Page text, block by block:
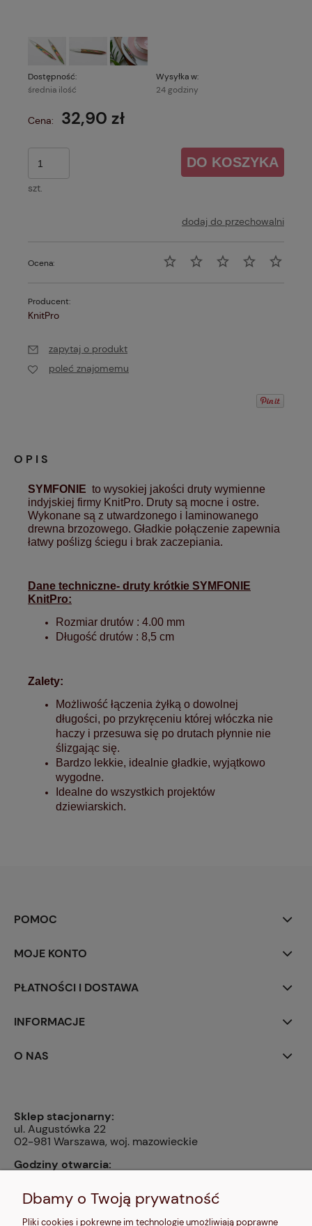
Dostępność:
średnia ilość
Wysyłka w:
24 godziny
Cena: 32,90 zł
szt.
DO KOSZYKA
dodaj do przechowalni
Ocena:
Producent:
KnitPro
zapytaj o produkt
poleć znajomemu
OPIS
SYMFONIE to wysokiej jakości druty wymienne
indyjskiej firmy KnitPro. Druty są mocne i ostre.
Wykonane są z utwardzonego i laminowanego
drewna brzozowego. Gładkie połączenie zapewnia
łatwy poślizg ściegu i brak zaczepiania.
Dane techniczne- druty krótkie SYMFONIE
KnitPro:
Rozmiar drutów : 4.00 mm
Długość drutów : 8,5 cm
Zalety:
Możliwość łączenia żyłką o dowolnej
długości, po przykręceniu której włóczka nie
haczy i przesuwa się po drutach płynnie nie
ślizgając się.
Bardzo lekkie, idealnie gładkie, wyjątkowo
wygodne.
Idealne do wszystkich projektów
dziewiarskich.
POMOC
MOJE KONTO
PŁATNOŚCI I DOSTAWA
INFORMACJE
O NAS
Sklep stacjonarny:
ul. Augustówka 22
02-981 Warszawa, woj. mazowieckie
Godziny otwarcia:
13:00, nd: nieczynne
Dbamy o Twoją prywatność
Pliki cookies i pokrewne im technologie umożliwiają poprawne